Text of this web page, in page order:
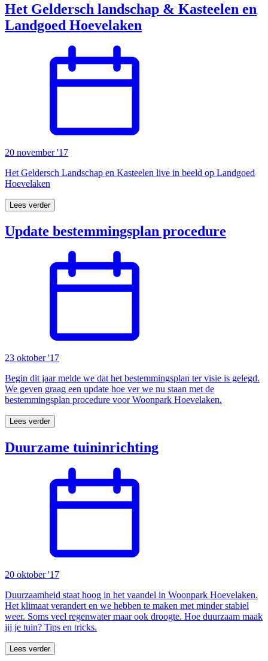
Het Geldersch landschap & Kasteelen en
Landgoed Hoevelaken
20 november '17
Het Geldersch Landschap en Kasteelen live in beeld op Landgoed
Hoevelaken
Lees verder
Update bestemmingsplan procedure
23 oktober '17
Begin dit jaar melde we dat het bestemmingsplan ter visie is gelegd.
We geven graag een update hoe ver we nu staan met de
bestemmingsplan procedure voor Woonpark Hoevelaken.
Lees verder
Duurzame tuininrichting
20 oktober '17
Duurzaamheid staat hoog in het vaandel in Woonpark Hoevelaken.
Het klimaat verandert en we hebben te maken met minder stabiel
weer. Soms veel regenwater maar ook droogte. Hoe duurzaam maak
jij je tuin? Tips en tricks.
Lees verder